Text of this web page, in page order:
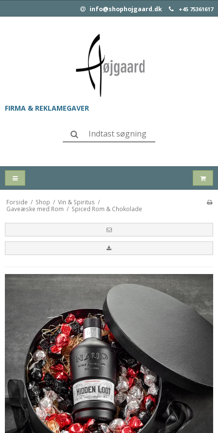
info@shophojgaard.dk +45 75361617
FIRMA & REKLAMEGAVER
Forside / Shop / Vin & Spiritus /
Gaveæske med Rom / Spiced Rom & Chokolade